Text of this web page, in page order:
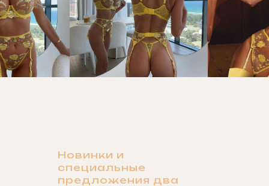
Новинки и
специальные
предложения два